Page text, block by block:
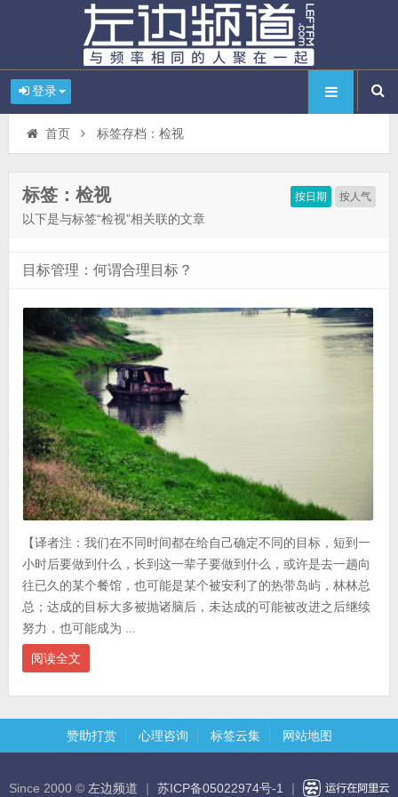
登录
首页 标签存档：检视
按日期 按人气
标签：检视
以下是与标签“检视”相关联的文章
目标管理：何谓合理目标？
【译者注：我们在不同时间都在给自己确定不同的目标，短到一
小时后要做到什么，长到这一辈子要做到什么，或许是去一趟向
往已久的某个餐馆，也可能是某个被安利了的热带岛屿，林林总
总；达成的目标大多被抛诸脑后，未达成的可能被改进之后继续
努力，也可能成为 ...
阅读全文
赞助打赏 心理咨询 标签云集 网站地图
Since 2000 © 左边频道 ｜ 苏ICP备05022974号-1 ｜